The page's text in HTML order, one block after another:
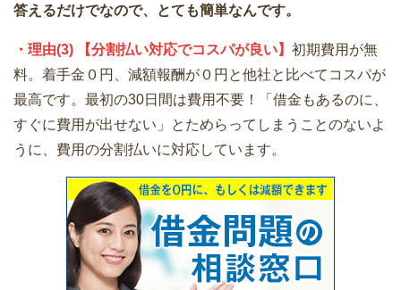
答えるだけでなので、とても簡単なんです。
・理由(3) 【分割払い対応でコスパが良い】 初期費用が無
料。着手金０円、減額報酬が０円と他社と比べてコスパが
最高です。最初の30日間は費用不要！「借金もあるのに、
すぐに費用が出せない」とためらってしまうことのないよ
うに、費用の分割払いに対応しています。